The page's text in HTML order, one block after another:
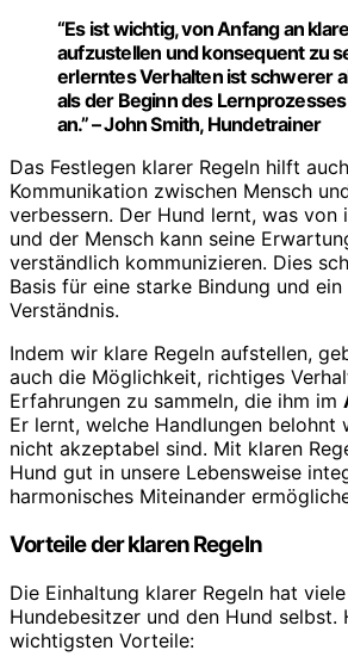
“Es ist wichtig, von Anfang an
aufzustellen und konsequent zu
erlerntes Verhalten ist schwerer
als der Beginn des
an.” – John Smith, Hundetrainer
Das Festlegen klarer Regeln hilft
Kommunikation zwischen Mensch
verbessern. Der Hund lernt, was
und der Mensch kann seine
verständlich kommunizieren. Dies
Basis für eine starke Bindung und ein
Verständnis.
Indem wir klare Regeln aufstellen,
auch die Möglichkeit, richtiges
Erfahrungen zu sammeln, die ihm im
Er lernt, welche Handlungen belohnt
nicht akzeptabel sind. Mit klaren
Hund gut in unsere Lebensweise
harmonisches Miteinander
Vorteile der klaren Regeln
Die Einhaltung klarer Regeln hat
Hundebesitzer und den Hund selbst.
wichtigsten Vorteile: